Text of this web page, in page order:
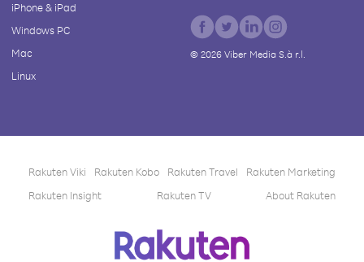
iPhone & iPad
Windows PC
Mac
Linux
© 2026Viber Media S.à r.l.
Rakuten Viki Rakuten Kobo Rakuten Travel
Rakuten Marketing
Rakuten Insight
Rakuten TV About Rakuten